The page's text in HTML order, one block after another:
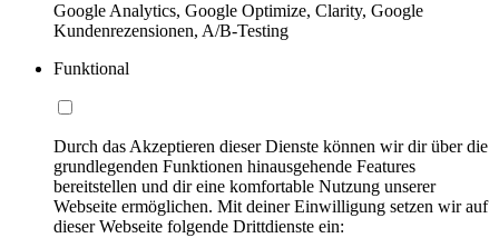
Google Analytics, Google Optimize, Clarity, Google
Kundenrezensionen, A/B-Testing
Funktional
Durch das Akzeptieren dieser Dienste können wir dir über die
grundlegenden Funktionen hinausgehende Features
bereitstellen und dir eine komfortable Nutzung unserer
Webseite ermöglichen. Mit deiner Einwilligung setzen wir auf
dieser Webseite folgende Drittdienste ein: